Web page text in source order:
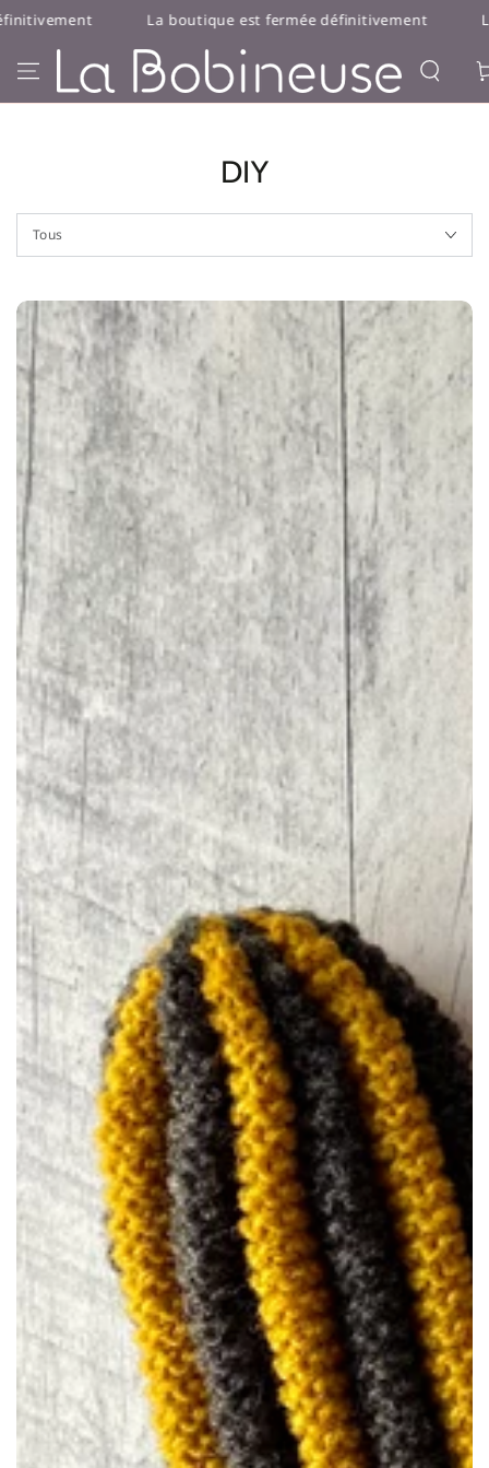
IGNORER LE
CONTENU
La boutique est fermée définitivement La
DIY